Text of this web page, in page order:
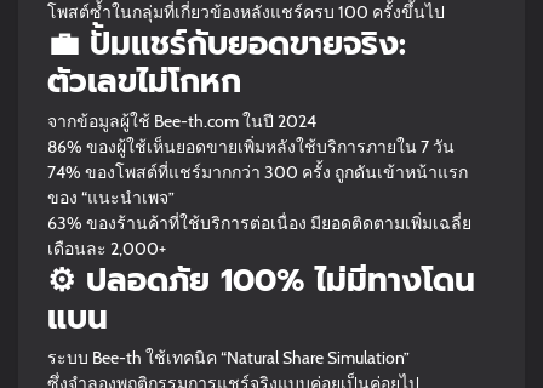
โพสต์ซ้ำในกลุ่มที่เกี่ยวข้องหลังแชร์ครบ 100 ครั้งขึ้นไป
💼 ปั้มแชร์กับยอดขายจริง:
ตัวเลขไม่โกหก
จากข้อมูลผู้ใช้ Bee-th.com ในปี 2024
86% ของผู้ใช้เห็นยอดขายเพิ่มหลังใช้บริการภายใน 7 วัน
74% ของโพสต์ที่แชร์มากกว่า 300 ครั้ง ถูกดันเข้าหน้าแรก
ของ “แนะนำเพจ”
63% ของร้านค้าที่ใช้บริการต่อเนื่อง มียอดติดตามเพิ่มเฉลี่ย
เดือนละ 2,000+
⚙️ ปลอดภัย 100% ไม่มีทางโดน
แบน
ระบบ Bee-th ใช้เทคนิค “Natural Share Simulation”
ซึ่งจำลองพฤติกรรมการแชร์จริงแบบค่อยเป็นค่อยไป